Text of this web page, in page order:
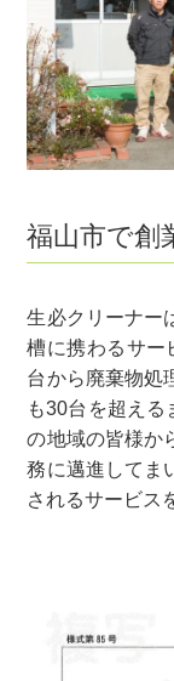
福山市で創
生必クリーナー
槽に携わるサー
台から廃棄物処
も30台を超える
の地域の皆様か
務に邁進してま
されるサービス